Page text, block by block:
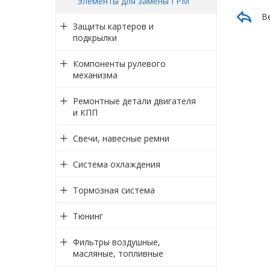
Защиты картеров и
подкрылки
Компоненты рулевого
механизма
Ремонтные детали двигателя
и КПП
Свечи, навесные ремни
Система охлаждения
Тормозная система
Тюнинг
Фильтры воздушные,
масляные, топливные